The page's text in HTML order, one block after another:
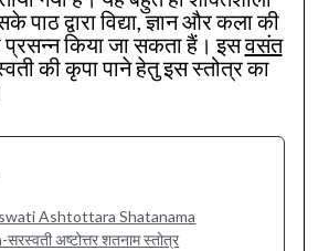
पाठ द्वारा विद्या, ज्ञान और कला की
प्रसन्न किया जा सकता हैं। इसवसंत
की कृपा पाने हेतु इस स्तोत्र का
Ashtottara Shatanama
अष्टोत्तर शतनाम स्तोत्र